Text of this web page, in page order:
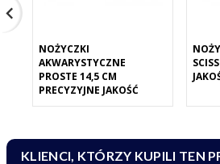
NOŻYCZKI
AKWARYSTYCZNE
PROSTE 14,5 CM
PRECYZYJNE JAKOŚĆ
KLIENCI, KTÓRZY KUPILI TEN